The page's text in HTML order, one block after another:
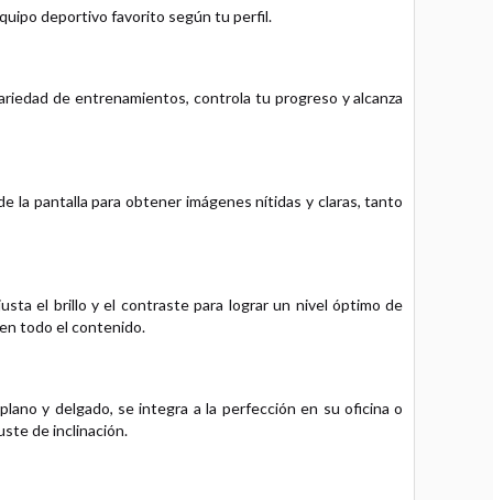
deportivo favorito según tu perfil.
de entrenamientos, controla tu progreso y alcanza
la pantalla para obtener imágenes nítidas y claras, tanto
el brillo y el contraste para lograr un nivel óptimo de
todo el contenido.
y delgado, se integra a la perfección en su oficina o
de inclinación.